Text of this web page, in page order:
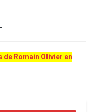
de Romain Olivier en